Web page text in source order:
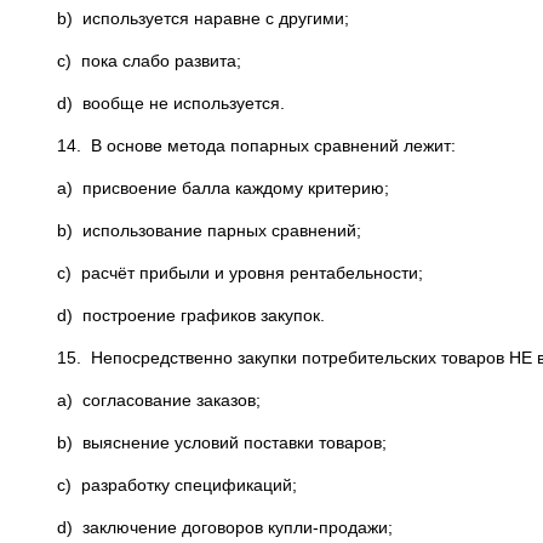
b) используется наравне с другими;
c) пока слабо развита;
d) вообще не используется.
14. В основе метода попарных сравнений лежит:
a) присвоение балла каждому критерию;
b) использование парных сравнений;
c) расчёт прибыли и уровня рентабельности;
d) построение графиков закупок.
15. Непосредственно закупки потребительских товаров НЕ
a) согласование заказов;
b) выяснение условий поставки товаров;
c) разработку спецификаций;
d) заключение договоров купли-продажи;